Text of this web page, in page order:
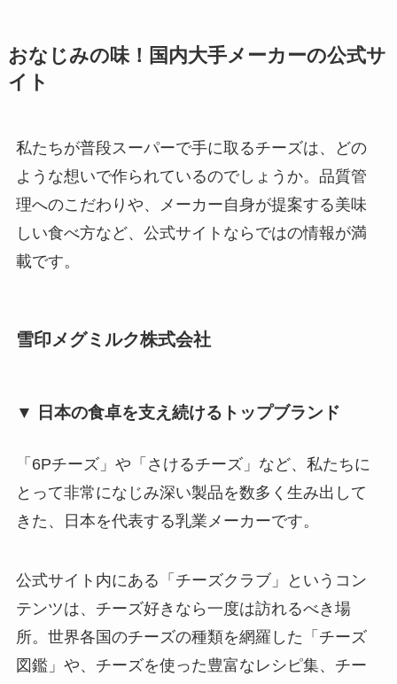
おなじみの味！国内大手メーカーの公式サ
イト
私たちが普段スーパーで手に取るチーズは、どの
ような想いで作られているのでしょうか。品質管
理へのこだわりや、メーカー自身が提案する美味
しい食べ方など、公式サイトならではの情報が満
載です。
雪印メグミルク株式会社
▼ 日本の食卓を支え続けるトップブランド
「6Pチーズ」や「さけるチーズ」など、私たちに
とって非常になじみ深い製品を数多く生み出して
きた、日本を代表する乳業メーカーです。
公式サイト内にある「チーズクラブ」というコン
テンツは、チーズ好きなら一度は訪れるべき場
所。世界各国のチーズの種類を網羅した「チーズ
図鑑」や、チーズを使った豊富なレシピ集、チー